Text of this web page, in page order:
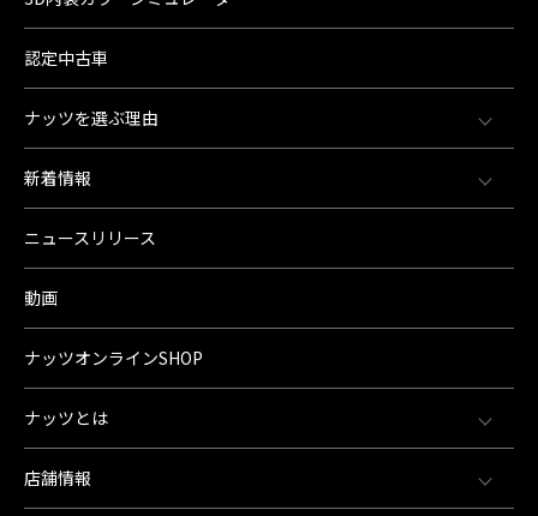
認定中古車
ナッツを選ぶ理由
新着情報
ニュースリリース
動画
ナッツオンラインSHOP
ナッツとは
店舗情報